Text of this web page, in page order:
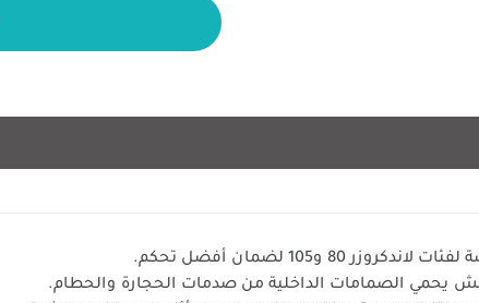
و105 لضمان أفضل تحكم.